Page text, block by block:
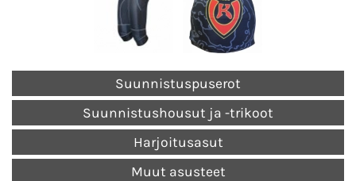
Suunnistuspuserot
Suunnistushousut ja -trikoot
Harjoitusasut
Muut asusteet